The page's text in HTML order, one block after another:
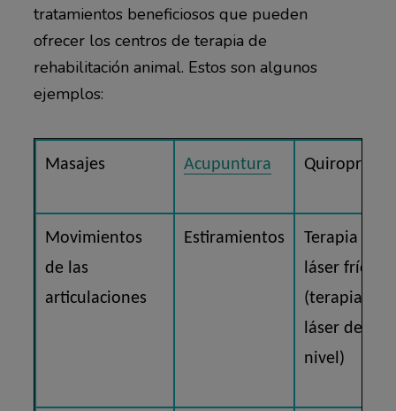
tratamientos beneficiosos que pueden
ofrecer los centros de terapia de
rehabilitación animal. Estos son algunos
ejemplos:
Masajes Acupuntura
Movimientos
de las
articulaciones
Estiramientos
Terapia con
láser frío
(terapia con
láser de
nivel)